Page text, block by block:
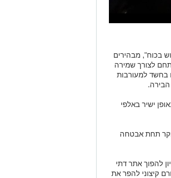
בכוח", מבהירים
לצורך שמירה
בחשד למעורבות
ישיר באלפי
לכניסת קהל היום (שישי) בשעה 05:00 בבוקר תחת אבטחה
להפוך אתר דתי
קיצוני להפר את